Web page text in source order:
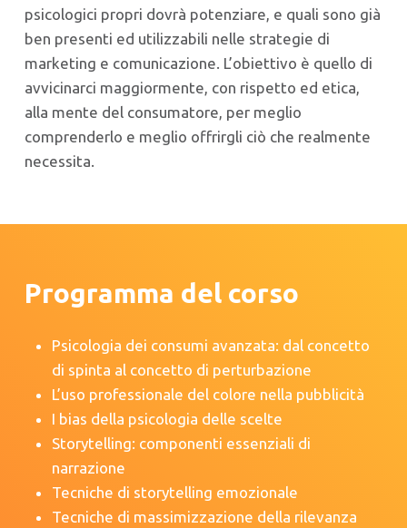
psicologici propri dovrà potenziare, e quali sono già
ben presenti ed utilizzabili nelle strategie di
marketing e comunicazione. L’obiettivo è quello di
avvicinarci maggiormente, con rispetto ed etica,
alla mente del consumatore, per meglio
comprenderlo e meglio offrirgli ciò che realmente
necessita.
Programma del corso
Psicologia dei consumi avanzata: dal concetto
di spinta al concetto di perturbazione
L’uso professionale del colore nella pubblicità
I bias della psicologia delle scelte
Storytelling: componenti essenziali di
narrazione
Tecniche di storytelling emozionale
Tecniche di massimizzazione della rilevanza